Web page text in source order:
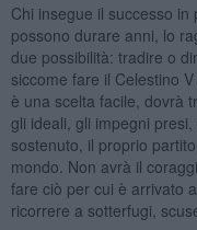
Chi insegue il successo
possono durare anni, lo
due possibilità: tradire o
siccome fare il Celestino
è una scelta facile, dovrà
gli ideali, gli impegni
sostenuto, il proprio
mondo. Non avrà il
fare ciò per cui è arrivato
ricorrere a sotterfugi,